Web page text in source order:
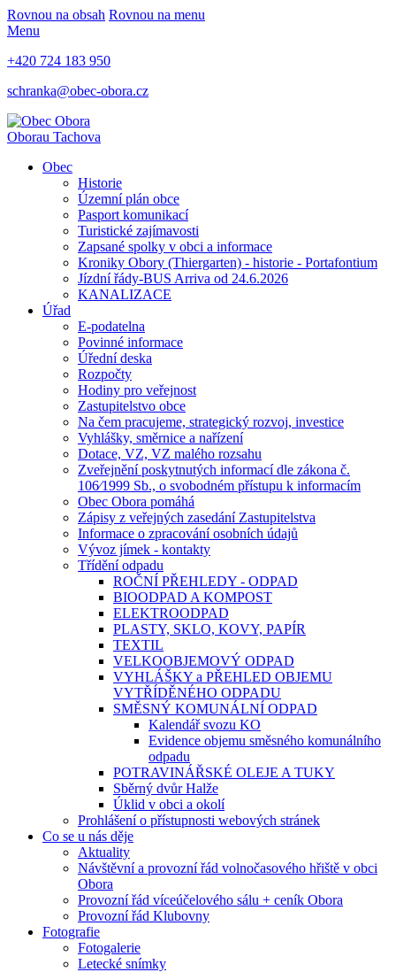
Rovnou na obsah Rovnou na menu
Menu
+420 724 183 950
schranka@obec-obora.cz
Oborau Tachova
Obec
Historie
Územní plán obce
Pasport komunikací
Turistické zajímavosti
Zapsané spolky v obci a informace
Kroniky Obory (Thiergarten) - historie - Portafontium
Jízdní řády-BUS Arriva od 24.6.2026
KANALIZACE
Úřad
E-podatelna
Povinné informace
Úřední deska
Rozpočty
Hodiny pro veřejnost
Zastupitelstvo obce
Na čem pracujeme, strategický rozvoj, investice
Vyhlášky, směrnice a nařízení
Dotace, VZ, VZ malého rozsahu
Zveřejnění poskytnutých informací dle zákona č.
106⁄1999 Sb., o svobodném přístupu k informacím
Obec Obora pomáhá
Zápisy z veřejných zasedání Zastupitelstva
Informace o zpracování osobních údajů
Vývoz jímek - kontakty
Třídění odpadu
ROČNÍ PŘEHLEDY - ODPAD
BIOODPAD A KOMPOST
ELEKTROODPAD
PLASTY, SKLO, KOVY, PAPÍR
TEXTIL
VELKOOBJEMOVÝ ODPAD
VYHLÁŠKY a PŘEHLED OBJEMU
VYTŘÍDĚNÉHO ODPADU
SMĚSNÝ KOMUNÁLNÍ ODPAD
Kalendář svozu KO
Evidence objemu směsného komunálního
odpadu
POTRAVINÁŘSKÉ OLEJE A TUKY
Sběrný dvůr Halže
Úklid v obci a okolí
Prohlášení o přístupnosti webových stránek
Co se u nás děje
Aktuality
Návštěvní a provozní řád volnočasového hřiště v obci
Obora
Provozní řád víceúčelového sálu + ceník Obora
Provozní řád Klubovny
Fotografie
Fotogalerie
Letecké snímky